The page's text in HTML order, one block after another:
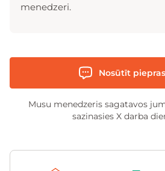
menedzeri.
Nosūtīt
Musu menedzeris sagatavos
sazinasies X darba